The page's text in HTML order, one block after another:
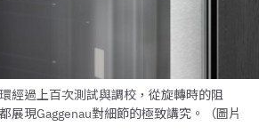
經過上百次測試與調校，從旋轉時的阻
展現Gaggenau對細節的極致講究。（圖片